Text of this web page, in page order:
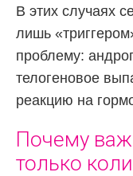
В этих случаях
лишь
проблему:
телогеновое
реакцию на
Почему
только